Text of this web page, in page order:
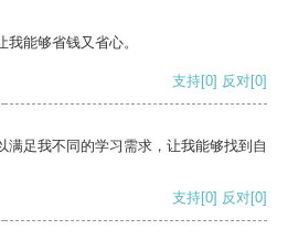
能够省钱又省心。
支持[0] 反对[0]
满足我不同的学习需求，让我能够找到自
支持[0] 反对[0]